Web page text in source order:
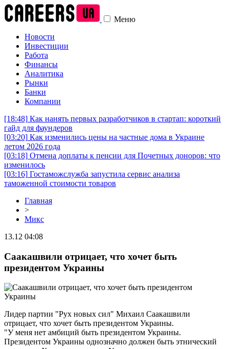
Меню
Новости
Инвестиции
Работа
Финансы
Аналитика
Рынки
Банки
Компании
[18:48] Как нанять первых разработчиков в стартап: короткий
гайд для фаундеров
[03:20] Как изменились цены на частные дома в Украине
летом 2026 года
[03:18] Отмена доплаты к пенсии для Почетных доноров: что
изменилось
[03:16] Гостаможслужба запустила сервис анализа
таможенной стоимости товаров
Главная
>
Микс
13.12 04:08
Саакашвили отрицает, что хочет быть
президентом Украины
Лидер партии "Рух новых сил" Михаил Саакашвили
отрицает, что хочет быть президентом Украины.
"У меня нет амбиций быть президентом Украины.
Президентом Украины однозначно должен быть этнический